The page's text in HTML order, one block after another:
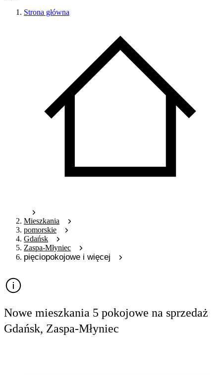
Strona główna
Mieszkania
pomorskie
Gdańsk
Zaspa-Młyniec
pięciopokojowe i więcej
Nowe mieszkania 5 pokojowe na sprzedaż
Gdańsk, Zaspa-Młyniec